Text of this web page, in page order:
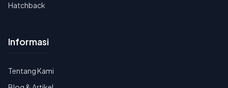
Hatchback
Informasi
Tentang Kami